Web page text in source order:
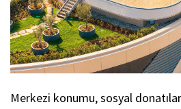
Merkezi konumu, sosyal